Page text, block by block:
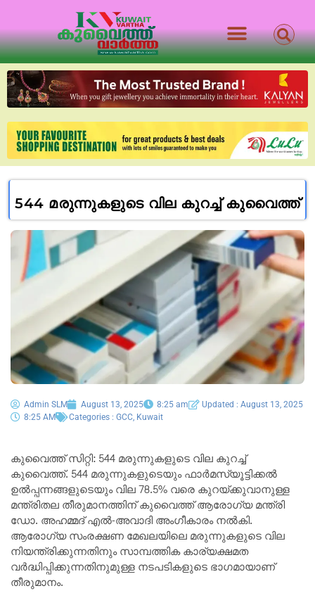
544 മരുന്നുകളുടെ വില കുറച്ച് കുവൈത്ത്
Admin SLM August 13, 2025 8:25 am
Updated : August 13, 2025
8:25 AM
Categories : GCC Kuwait
കുവൈത്ത് സിറ്റി: 544 മരുന്നുകളുടെ വില കുറച്ച്
കുവൈത്ത്. 544 മരുന്നുകളുടെയും ഫാർമസ്യൂട്ടിക്കൽ
ഉൽപ്പന്നങ്ങളുടെയും വില 78.5% വരെ കുറയ്ക്കുവാനുള്ള
മന്ത്രിതല തീരുമാനത്തിന് കുവൈത്ത് ആരോഗ്യ മന്ത്രി
ഡോ. അഹമ്മദ് എൽ-അവാദി അംഗീകാരം നൽകി.
ആരോഗ്യ സംരക്ഷണ മേഖലയിലെ മരുന്നുകളുടെ വില
നിയന്ത്രിക്കുന്നതിനും സാമ്പത്തിക കാര്യക്ഷമത
വർദ്ധിപ്പിക്കുന്നതിനുമുള്ള നടപടികളുടെ ഭാഗമായാണ്
തീരുമാനം.